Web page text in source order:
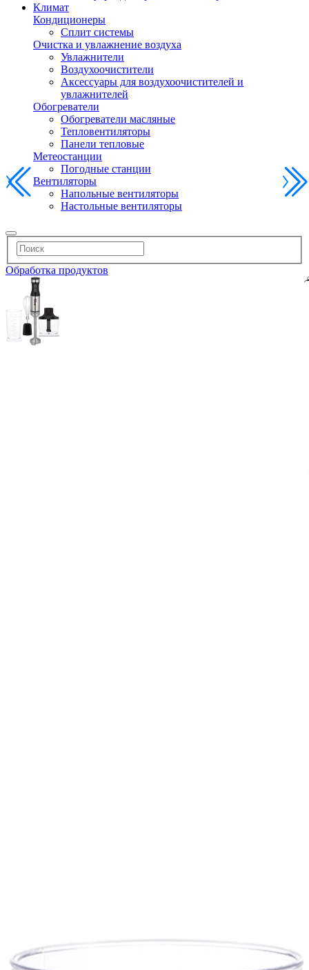
Климат
Кондиционеры
Сплит системы
Очистка и увлажнение воздуха
Увлажнители
Воздухоочистители
Аксессуары для воздухоочистителей и
увлажнителей
Обогреватели
Обогреватели масляные
Тепловентиляторы
Панели тепловые
Метеостанции
Погодные станции
Вентиляторы
Напольные вентиляторы
Настольные вентиляторы
Обработка продуктов